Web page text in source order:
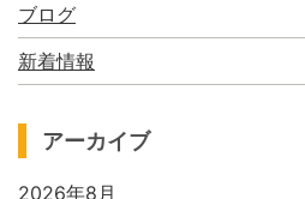
ブログ
新着情報
アーカイブ
2026年8月